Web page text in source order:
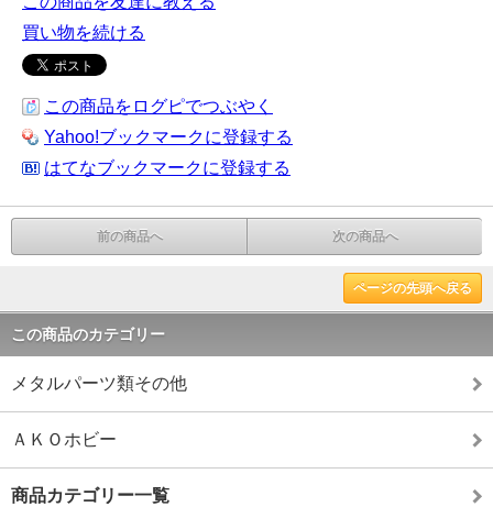
買い物を続ける
この商品をログピでつぶやく
Yahoo!ブックマークに登録する
はてなブックマークに登録する
前の商品へ 次の商品へ
ページの先頭へ戻る
この商品のカテゴリー
メタルパーツ類その他
ＡＫＯホビー
商品カテゴリー一覧